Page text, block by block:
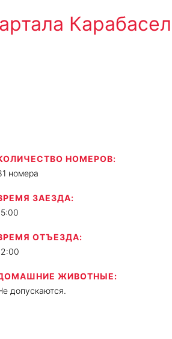
НОМЕРОВ:
номера
ЗАЕЗДА:
ОТЪЕЗДА:
ЖИВОТНЫЕ:
допускаются.